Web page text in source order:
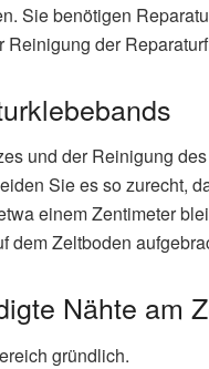
Sie benötigen
der
und der Reinigung
Sie es so zurecht,
einem Zentimeter
dem Zeltboden
Nähte am
gründlich.